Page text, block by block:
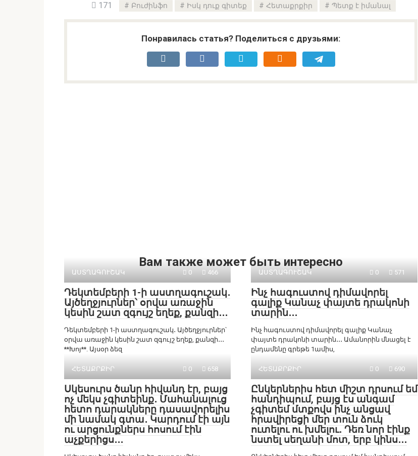
171 Բուժինֆո Իսկ դուք գիտեք Հետաքրքիր Պետք է իմանալ
Понравилась статья? Поделиться с друзьями:
Вам также может быть интересно
ԱՍՏՂԱԳՈՒՇԱԿ 0 466
Դեկտեմբերի 1-ի աստղագուշակ․
Այծեղջյուրներ՝ օրվա առաջին
կեսին շատ զգույշ եղեք, քանզի․․․
Դեկտեմբերի 1-ի աստղագուշակ․ Այծեղջյուրներ՝
օրվա առաջին կեսին շատ զգույշ եղեք, քանզի․․․
**Խոյ**. Այսօր ձեզ
ԱՍՏՂԱԳՈՒՇԱԿ 0 571
Ինչ հագուստով դիմավորել
գալիք Կանաչ փայտե դրակոնի
տարին․․․
Ինչ հագուստով դիմավորել գալիք Կանաչ
փայտե դրակոնի տարին․․․ Ամանորին մնացել է
ընդամենը գրեթե 1ամիս,
ՀԵՏԱՔՐՔԻՐ 0 658
Սկեսուրս ծանր հիվանդ էր, բայց
ոչ մեկս չգիտեինք․ Մահանալուց
հետո դարակները դասավորելիս
մի նամակ գտա․ Կարդում էի այն
ու արցունքներս հոսում էին
աչքերիցս․․․
ՀԵՏԱՔՐՔԻՐ 0 690
Ընկերներիս հետ միշտ դրսում եմ
հանդիպում, բայց էս անգամ
չգիտեմ մտքովս ինչ անցավ
հրավիրեցի մեր տուն ձուկ
ուտելու ու խմելու․ Դեռ նոր էինք
նստել սեղանի մոտ, երբ կինս․․․